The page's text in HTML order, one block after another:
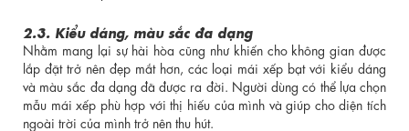
2.3. Kiểu dáng, màu sắc đa dạng
Nhằm mang lại sự hài hòa cũng như khiến cho không gian được
lắp đặt trở nên đẹp mắt hơn, các loại mái xếp bạt với kiểu dáng
và màu sắc đa dạng đã được ra đời. Người dùng có thể lựa chọn
mẫu mái xếp phù hợp với thị hiếu của mình và giúp cho diện tích
ngoài trời của mình trở nên thu hút.